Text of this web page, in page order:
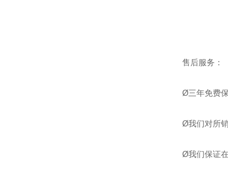
售后服务：
Ø三年免费
Ø我们对所
Ø我们保证